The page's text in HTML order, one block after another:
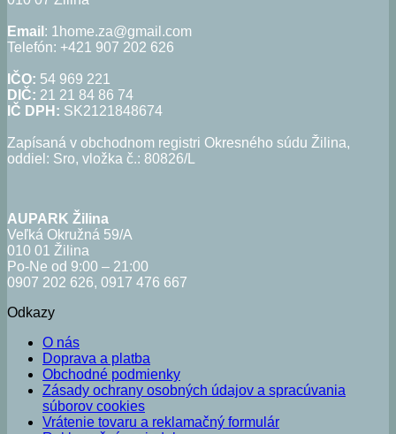
Email : 1home.za@gmail.com
Telefón: +421 907 202 626
IČO: 54 969 221
DIČ: 21 21 84 86 74
IČ DPH: SK2121848674
Zapísaná v obchodnom registri Okresného súdu Žilina,
oddiel: Sro, vložka č.: 80826/L
AUPARK Žilina
Veľká Okružná 59/A
010 01 Žilina
Po-Ne od 9:00 – 21:00
0907 202 626, 0917 476 667
Odkazy
O nás
Doprava a platba
Obchodné podmienky
Zásady ochrany osobných údajov a spracúvania
súborov cookies
Vrátenie tovaru a reklamačný formulár